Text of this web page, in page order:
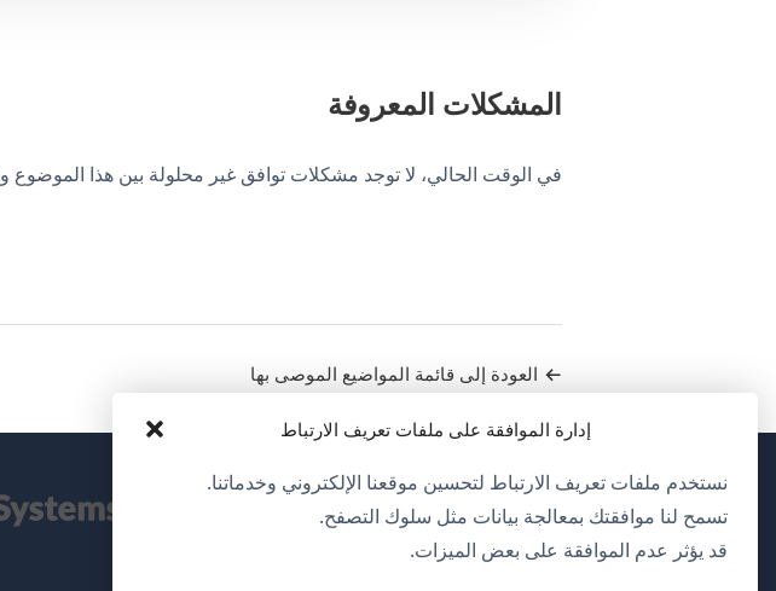
إدارة الموافقة على ملفات تعريف الارتباط
نستخدم ملفات تعريف الارتباط لتحسين موقعنا الإلكتروني وخدماتنا.
تسمح لنا موافقتك بمعالجة بيانات مثل سلوك التصفح.
قد يؤثر عدم الموافقة على بعض الميزات.
المشكلات المعروفة
في الوقت الحالي، لا توجد مشكلات توافق غير محلولة بين هذا الموضوع وWPML. ابحث عن
العودة إلى قائمة المواضيع الموصى بها
© 2026
OnTheGoSystems Limited